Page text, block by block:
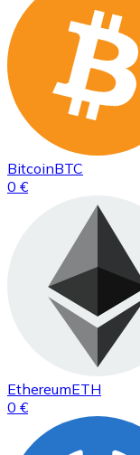
BitcoinBTC
0 €
EthereumETH
0 €